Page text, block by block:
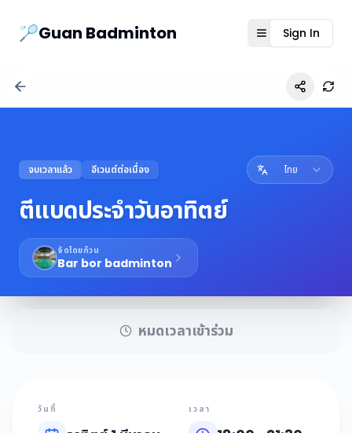
Guanbad App
🏸Guan Badminton Open menu
Sign In
จบเวลาแล้ว อีเวนต์ต่อเนื่อง ไทย
ตีแบดประจำวันอาทิตย์
จัดโดยก๊วน
Bar bor badminton
หมดเวลาเข้าร่วม
วันที่ เวลา